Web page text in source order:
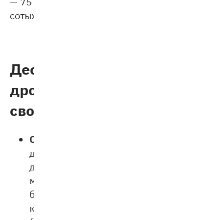
сотых.
Десятичные
дроби:
свойства
Ограниченность:
десятичные
дроби
могут
быть
конечными